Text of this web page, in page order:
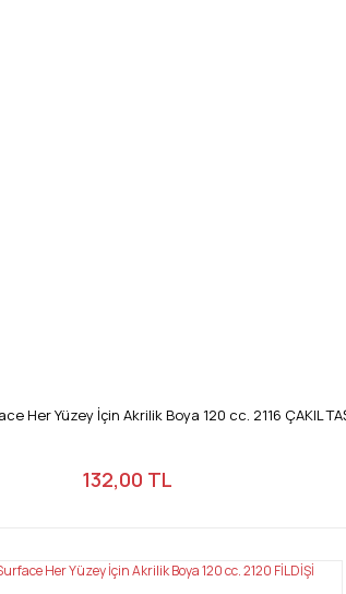
Her Yüzey İçin Akrilik Boya 120 cc. 2116 ÇAKIL
132,00 TL